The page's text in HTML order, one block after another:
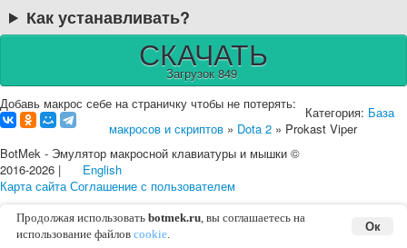
Как устанавливать?
СКАЧАТЬ
Загрузок 849
Добавь макрос себе на страничку чтобы не потерять:
Категория: База
макросов и скриптов » Dota 2 » Prokast Viper
BotMek - Эмулятор макросной клавиатуры и мышки ©
2016-2026 |
English
Карта сайта Соглашение с пользователем